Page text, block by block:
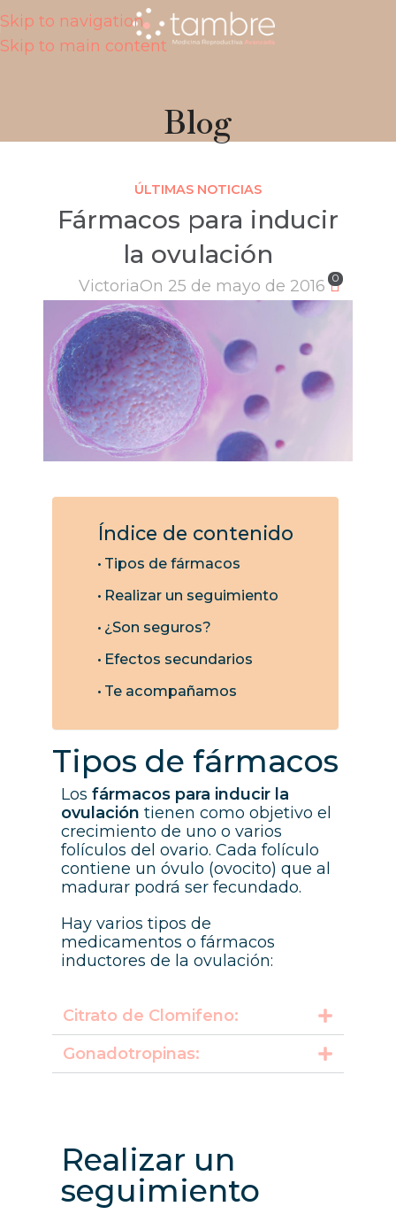
Skip to navigation
Skip to main content
Blog
ÚLTIMAS NOTICIAS
Fármacos para inducir
la ovulación
VictoriaOn 25 de mayo de 2016 0
Índice de contenido
Tipos de fármacos
Realizar un seguimiento
¿Son seguros?
Efectos secundarios
Te acompañamos
Tipos de fármacos
Los fármacos para inducir la
ovulación tienen como objetivo el
crecimiento de uno o varios
folículos del ovario. Cada folículo
contiene un óvulo (ovocito) que al
madurar podrá ser fecundado.
Hay varios tipos de
medicamentos o fármacos
inductores de la ovulación:
Citrato de Clomifeno:
Gonadotropinas:
Realizar un
seguimiento